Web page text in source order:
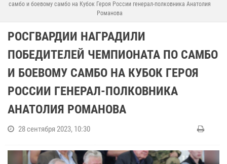
самбо и боевому самбо на Кубок Героя России генерал-полковника Анатолия
Романова
РОСГВАРДИИ НАГРАДИЛИ
ПОБЕДИТЕЛЕЙ ЧЕМПИОНАТА ПО САМБО
И БОЕВОМУ САМБО НА КУБОК ГЕРОЯ
РОССИИ ГЕНЕРАЛ-ПОЛКОВНИКА
АНАТОЛИЯ РОМАНОВА
28 сентября 2023, 10:30